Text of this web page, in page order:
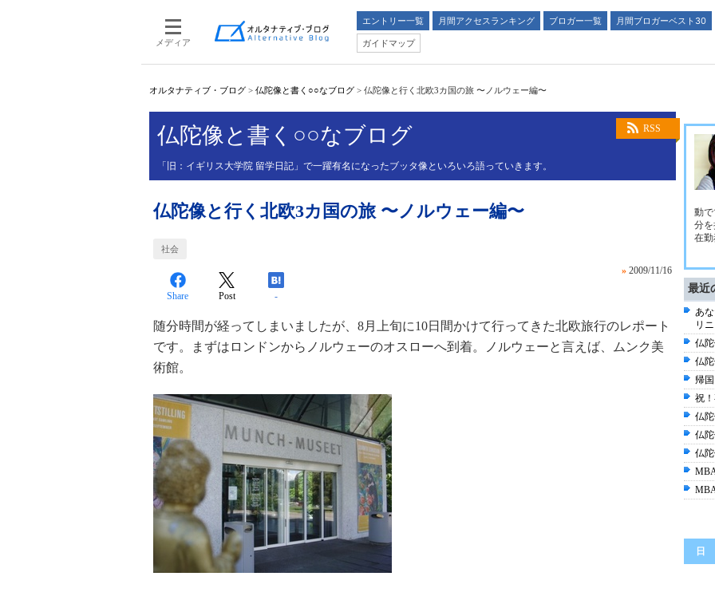
メディア
エントリー一覧 月間アクセスランキング ブロガー一覧
月間ブロガーベスト30
ガイドマップ
オルタナティブ・ブログ > 仏陀像と書く○○なブログ > 仏陀像と行く北欧3カ国の旅 〜ノルウェー編〜
RSS
仏陀像と書く○○なブログ
「旧：イギリス大学院 留学日記」で一躍有名になったブッタ像といろいろ語っていきます。
仏陀像と行く北欧3カ国の旅 〜ノルウェー編〜
社会
» 2009/11/16
Share Post -
随分時間が経ってしまいましたが、8月上旬に10日間かけて行ってきた北欧旅行のレポート
です。まずはロンドンからノルウェーのオスローへ到着。ノルウェーと言えば、ムンク美
術館。
動
分を
在
最近
あ
リ
仏
仏
帰
祝
仏
仏
仏
日